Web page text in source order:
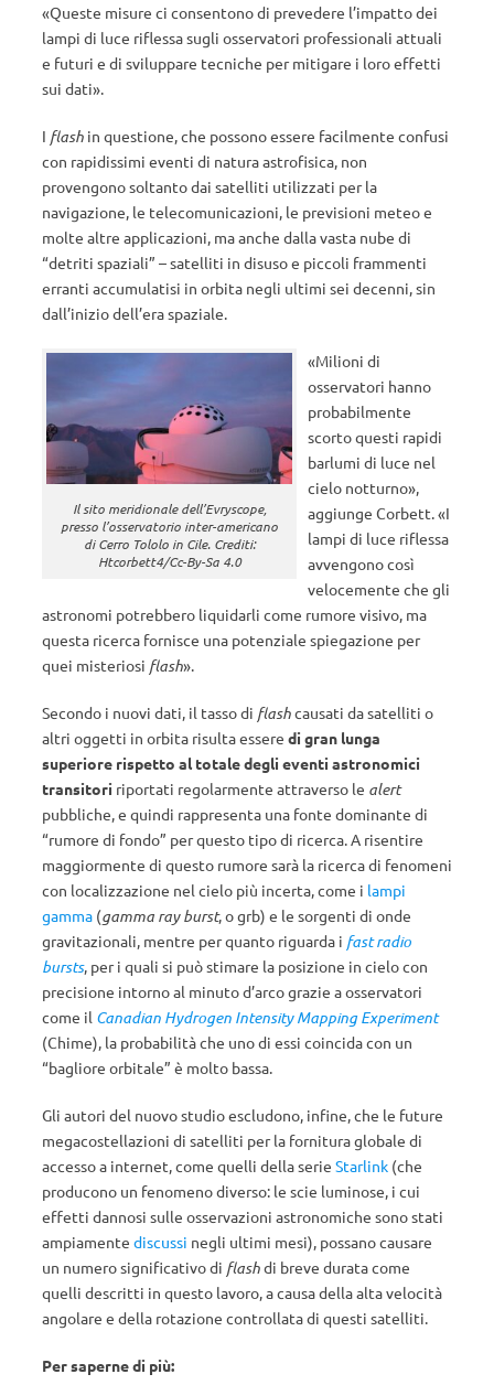
«Queste misure ci consentono di prevedere l’impatto dei
lampi di luce riflessa sugli osservatori professionali attuali
e futuri e di sviluppare tecniche per mitigare i loro effetti
sui dati».
I flash in questione, che possono essere facilmente confusi
con rapidissimi eventi di natura astrofisica, non
provengono soltanto dai satelliti utilizzati per la
navigazione, le telecomunicazioni, le previsioni meteo e
molte altre applicazioni, ma anche dalla vasta nube di
“detriti spaziali” – satelliti in disuso e piccoli frammenti
erranti accumulatisi in orbita negli ultimi sei decenni, sin
dall’inizio dell’era spaziale.
Il sito meridionale dell’Evryscope,
presso l’osservatorio inter-americano
di Cerro Tololo in Cile. Crediti:
Htcorbett4/Cc-By-Sa 4.0
«Milioni di
osservatori hanno
probabilmente
scorto questi rapidi
barlumi di luce nel
cielo notturno»,
aggiunge Corbett. «I
lampi di luce riflessa
avvengono così
velocemente che gli
astronomi potrebbero liquidarli come rumore visivo, ma
questa ricerca fornisce una potenziale spiegazione per
quei misteriosi flash».
Secondo i nuovi dati, il tasso di flashcausati da satelliti o
altri oggetti in orbita risulta essere di gran lunga
superiore rispetto al totale degli eventi astronomici
transitori riportati regolarmente attraverso le alert
pubbliche, e quindi rappresenta una fonte dominante di
“rumore di fondo” per questo tipo di ricerca. A risentire
maggiormente di questo rumore sarà la ricerca di fenomeni
con localizzazione nel cielo più incerta, come i lampi
gamma (gamma ray burst, o grb) e le sorgenti di onde
gravitazionali, mentre per quanto riguarda i fast radio
bursts, per i quali si può stimare la posizione in cielo con
precisione intorno al minuto d’arco grazie a osservatori
come il Canadian Hydrogen Intensity Mapping Experiment
(Chime), la probabilità che uno di essi coincida con un
“bagliore orbitale” è molto bassa.
Gli autori del nuovo studio escludono, infine, che le future
megacostellazioni di satelliti per la fornitura globale di
accesso a internet, come quelli della serie Starlink (che
producono un fenomeno diverso: le scie luminose, i cui
effetti dannosi sulle osservazioni astronomiche sono stati
ampiamente discussi negli ultimi mesi), possano causare
un numero significativo di flashdi breve durata come
quelli descritti in questo lavoro, a causa della alta velocità
angolare e della rotazione controllata di questi satelliti.
Per saperne di più: